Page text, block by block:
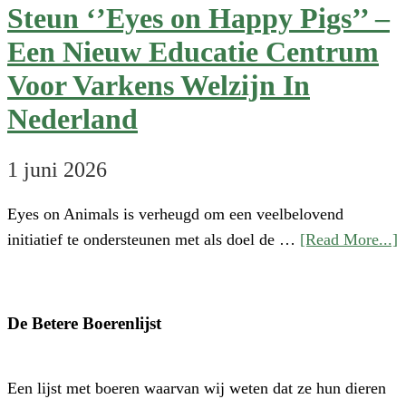
Steun ‘’Eyes on Happy Pigs’’ –
Een Nieuw Educatie Centrum
Voor Varkens Welzijn In
Nederland
1 juni 2026
Eyes on Animals is verheugd om een veelbelovend
initiatief te ondersteunen met als doel de … [Read More...]
De Betere Boerenlijst
Een lijst met boeren waarvan wij weten dat ze hun dieren